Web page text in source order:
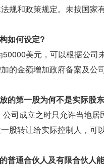
规和政策规定。未按国家
如何设定?
美元，可以根据公
的金额增加政府备案及公
的第一股为何不是实际股
司成立之时只允许当地
股转让给实际控制人，可
普通合伙人及有限合伙人